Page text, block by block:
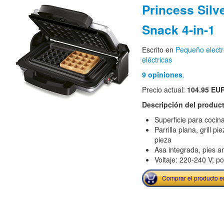
Princess
Snack 4-in-1
Escrito en Pequeño
eléctricas
9 opiniones.
Precio actual: 104.95
Descripción del
Superficie para
Parrilla plana, grill
pieza
Asa integrada, pies
Voltaje: 220-240 V;
Comprar el producto